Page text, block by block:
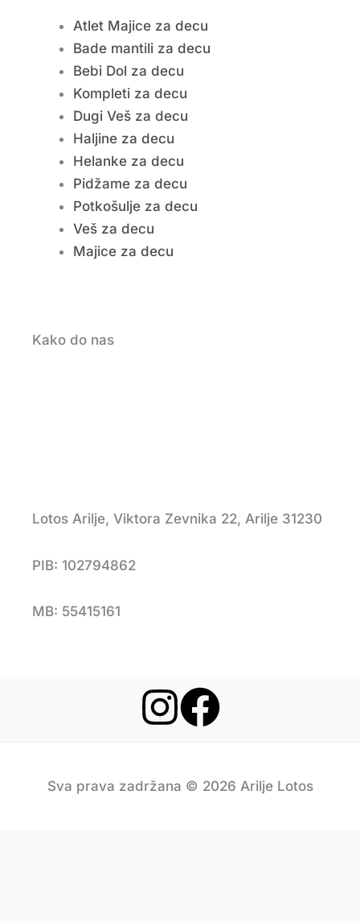
Atlet Majice za decu
Bade mantili za decu
Bebi Dol za decu
Kompleti za decu
Dugi Veš za decu
Haljine za decu
Helanke za decu
Pidžame za decu
Potkošulje za decu
Veš za decu
Majice za decu
Kako do nas
Lotos Arilje, Viktora Zevnika 22, Arilje 31230
PIB: 102794862
MB: 55415161
Sva prava zadržana © 2026 Arilje Lotos